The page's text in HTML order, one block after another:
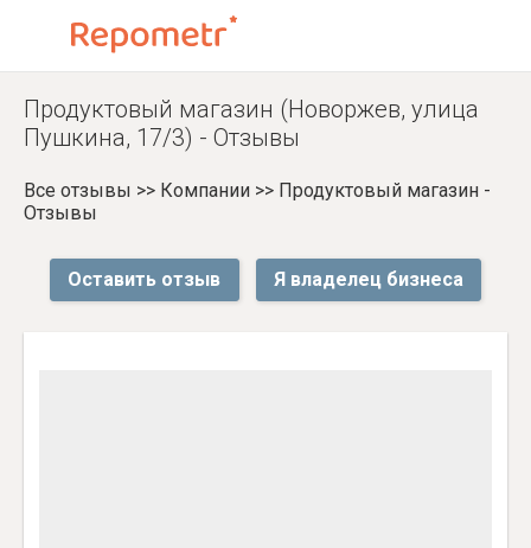
Продуктовый магазин (Новоржев, улица
Пушкина, 17/3) - Отзывы
Все отзывы >> Компании >> Продуктовый магазин -
Отзывы
Оставить отзыв Я владелец бизнеса